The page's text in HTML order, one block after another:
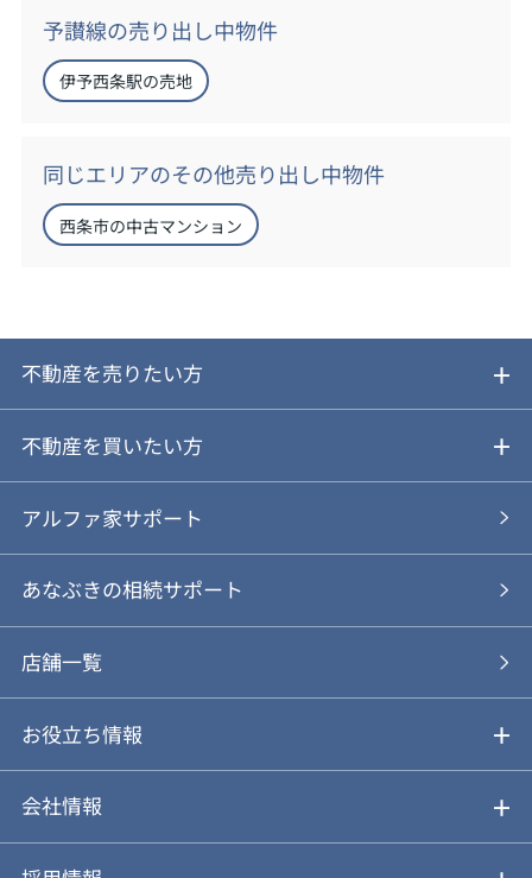
予讃線の売り出し中物件
伊予西条駅の売地
同じエリアのその他売り出し中物件
西条市の中古マンション
不動産を売りたい方
ご売却ガイド
ご売却の流れ
あなぶきの仲介
あなぶきの買取
仲介と買取のメリット・デメリット
動画やパンフレットで見る
不動産を買いたい方
ご購入ガイド
物件を探す
購入の流れ
購入前も後も安心サポート
お気に入り
アルファ家サポート
あなぶきの相続サポート
店舗一覧
お役立ち情報
不動産Q&A
会社情報